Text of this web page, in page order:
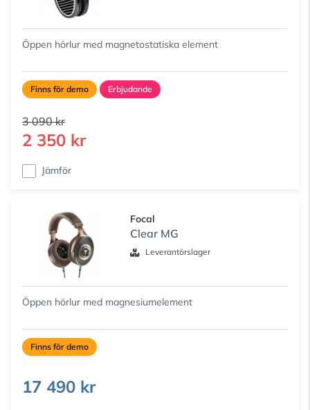
Öppen hörlur med magnetostatiska element
Finns för demo Erbjudande
3 090 kr
2 350 kr
Jämför
Focal
Clear MG
Leverantörslager
Öppen hörlur med magnesiumelement
Finns för demo
17 490 kr